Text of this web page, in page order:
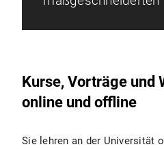
Kurse, Vorträge und
online und offline
Sie lehren an der Universität